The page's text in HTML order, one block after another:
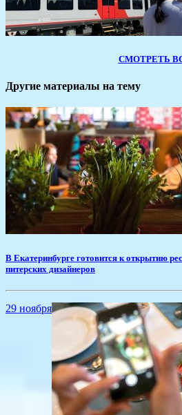
СМОТРЕТЬ
Другие материалы на тему
​В Екатеринбурге готовится к открытию
питерских дизайнеров
29 ноября